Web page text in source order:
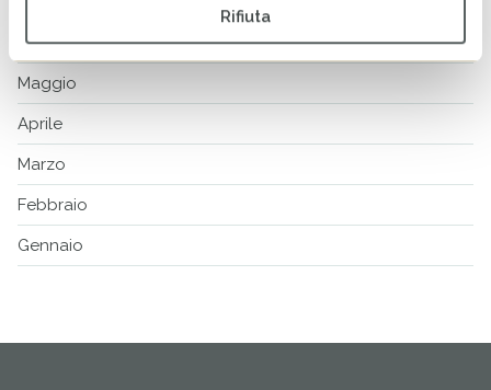
Rifiuta
Giugno
Maggio
Aprile
Marzo
Febbraio
Gennaio